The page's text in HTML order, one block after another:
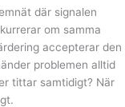
där signalen
om samma
accepterar den
problemen alltid
tittar samtidigt? När